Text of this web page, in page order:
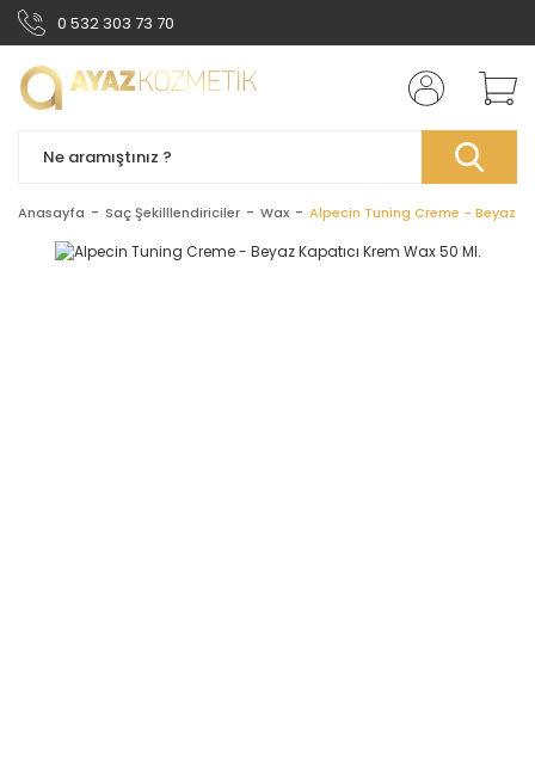
0 532 303 73 70
Anasayfa Saç Şekilllendiriciler Wax Alpecin Tuning Creme - Beyaz